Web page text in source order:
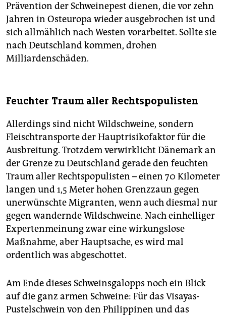
Prävention der Schweinepest dienen, die vor zehn
Jahren in Osteuropa wieder ausgebrochen ist und
sich allmählich nach Westen vorarbeitet. Sollte sie
nach Deutschland kommen, drohen
Milliardenschäden.
Feuchter Traum aller Rechtspopulisten
Allerdings sind nicht Wildschweine, sondern
Fleischtransporte der Hauptrisikofaktor für die
Ausbreitung. Trotzdem verwirklicht Dänemark an
der Grenze zu Deutschland gerade den feuchten
Traum aller Rechtspopulisten – einen 70 Kilometer
langen und 1,5 Meter hohen Grenzzaun gegen
unerwünschte Migranten, wenn auch diesmal nur
gegen wandernde Wildschweine. Nach einhelliger
Expertenmeinung zwar eine wirkungslose
Maßnahme, aber Hauptsache, es wird mal
ordentlich was abgeschottet.
Am Ende dieses Schweinsgalopps noch ein Blick
auf die ganz armen Schweine: Für das Visayas-
Pustelschwein von den Philippinen und das